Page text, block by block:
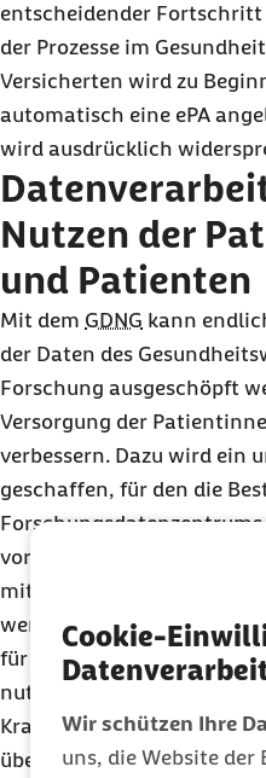
Cookie-
Wir schützen Ihre
uns, die Website der
entscheidender
der Prozesse im
Versicherten wird zu
automatisch eine ePA
wird ausdrücklich
Nutzen der
und Patienten
Mit dem GDNG kann
der Daten des
Forschung ausgeschöpft
Versorgung der
verbessern. Dazu wird ein
geschaffen, für den die
vorhandenen Register
miteinander verknüpft
werden die
für gemeinwohlorientierte
nutzbar gemacht.
Kranken- und
über die Routinedaten